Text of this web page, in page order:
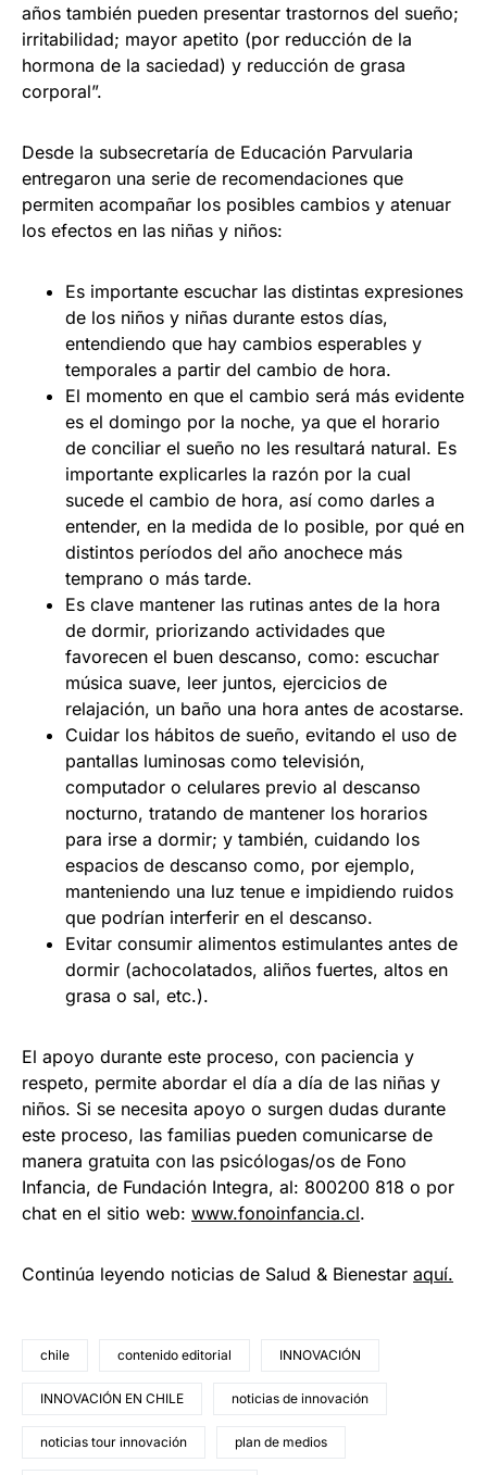
años también pueden presentar trastornos del sueño;
irritabilidad; mayor apetito (por reducción de la
hormona de la saciedad) y reducción de grasa
corporal”.
Desde la subsecretaría de Educación Parvularia
entregaron una serie de recomendaciones que
permiten acompañar los posibles cambios y atenuar
los efectos en las niñas y niños:
Es importante escuchar las distintas expresiones
de los niños y niñas durante estos días,
entendiendo que hay cambios esperables y
temporales a partir del cambio de hora.
El momento en que el cambio será más evidente
es el domingo por la noche, ya que el horario
de conciliar el sueño no les resultará natural. Es
importante explicarles la razón por la cual
sucede el cambio de hora, así como darles a
entender, en la medida de lo posible, por qué en
distintos períodos del año anochece más
temprano o más tarde.
Es clave mantener las rutinas antes de la hora
de dormir, priorizando actividades que
favorecen el buen descanso, como: escuchar
música suave, leer juntos, ejercicios de
relajación, un baño una hora antes de acostarse.
Cuidar los hábitos de sueño, evitando el uso de
pantallas luminosas como televisión,
computador o celulares previo al descanso
nocturno, tratando de mantener los horarios
para irse a dormir; y también, cuidando los
espacios de descanso como, por ejemplo,
manteniendo una luz tenue e impidiendo ruidos
que podrían interferir en el descanso.
Evitar consumir alimentos estimulantes antes de
dormir (achocolatados, aliños fuertes, altos en
grasa o sal, etc.).
El apoyo durante este proceso, con paciencia y
respeto, permite abordar el día a día de las niñas y
niños. Si se necesita apoyo o surgen dudas durante
este proceso, las familias pueden comunicarse de
manera gratuita con las psicólogas/os de Fono
Infancia, de Fundación Integra, al: 800200 818 o por
chat en el sitio web: www.fonoinfancia.cl.
Continúa leyendo noticias de Salud & Bienestar aquí.
chile contenido editorial INNOVACIÓN
INNOVACIÓN EN CHILE noticias de innovación
noticias tour innovación plan de medios